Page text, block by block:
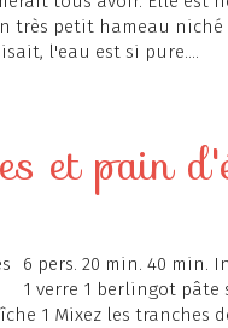
très petit hameau
l'eau est si pure....
et pain
6 pers. 20 min. 40 min.
1 verre 1 berlingot pâte
1 Mixez les tranches